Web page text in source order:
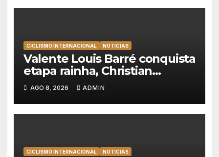
CICLISMO INTERNACIONAL NOTÍCIAS
Valente Louis Barré conquista
etapa rainha, Christian
Scaroni é o novo líder da
Volta a Polónia
AGO 8, 2026 ADMIN
CICLISMO INTERNACIONAL NOTÍCIAS